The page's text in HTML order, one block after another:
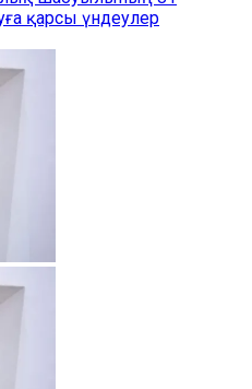
қарсы үндеулер